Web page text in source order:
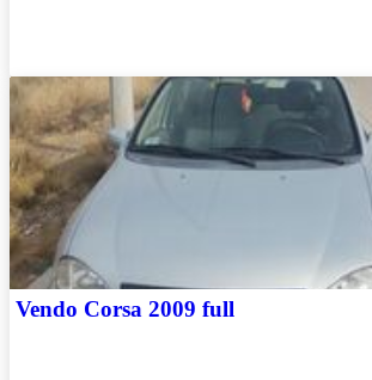
Vendo Corsa 2009 full